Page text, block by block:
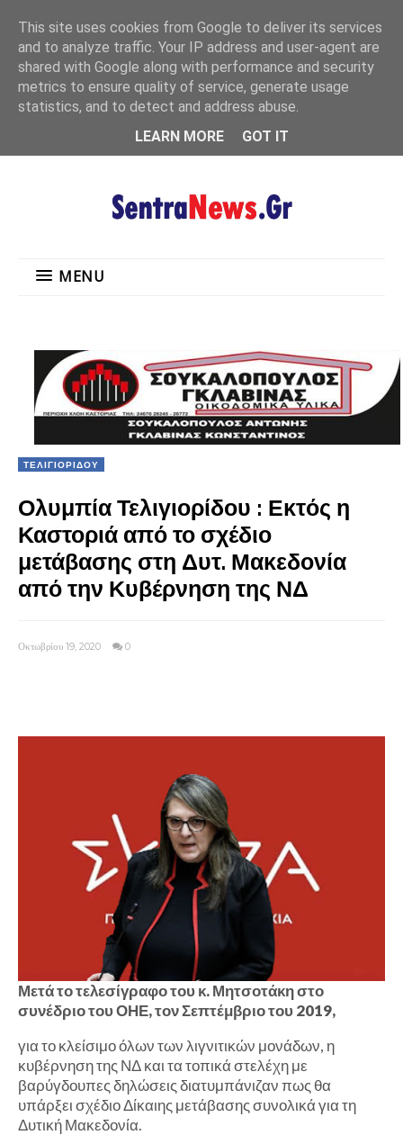
MENU
MENU
ΤΕΛΙΓΙΟΡΙΔΟΥ
Ολυμπία Τελιγιορίδου : Εκτός η
Καστοριά από το σχέδιο
μετάβασης στη Δυτ. Μακεδονία
από την Κυβέρνηση της ΝΔ
Οκτωβρίου 19, 2020 0
Μετά το τελεσίγραφο του κ. Μητσοτάκη στο
συνέδριο του ΟΗΕ, τον Σεπτέμβριο του 2019,
για το κλείσιμο όλων των λιγνιτικών μονάδων, η
κυβέρνηση της ΝΔ και τα τοπικά στελέχη με
βαρύγδουπες δηλώσεις διατυμπάνιζαν πως θα
υπάρξει σχέδιο Δίκαιης μετάβασης συνολικά για τη
Δυτική Μακεδονία.
This site uses cookies from Google to deliver its services
and to analyze traffic. Your IP address and user-agent are
shared with Google along with performance and security
metrics to ensure quality of service, generate usage
statistics, and to detect and address abuse.
LEARN MORE
GOT IT